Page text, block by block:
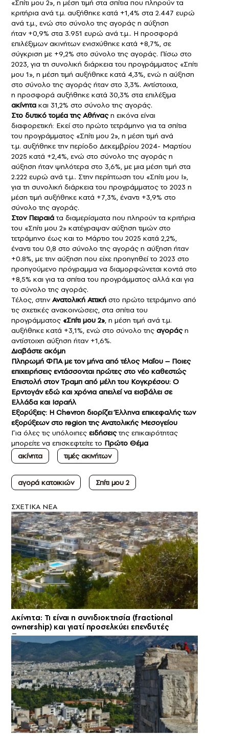
«Σπίτι μου 2», η μέση τιμή στα σπίτια που πληρούν τα
κριτήρια ανά τ.μ. αυξήθηκε κατά +1,4% στα 2.447 ευρώ
ανά τ.μ., ενώ στο σύνολο της αγοράς η αύξηση
ήταν +0,9% στα 3.951 ευρώ ανά τ.μ.. Η προσφορά
επιλέξιμων ακινήτων ενισχύθηκε κατά +8,7%, σε
σύγκριση με +9,2% στο σύνολο της αγοράς. Πίσω στο
2023, για τη συνολική διάρκεια του προγράμματος «Σπίτι
μου 1», η μέση τιμή αυξήθηκε κατά 4,3%, ενώ η αύξηση
στο σύνολο της αγοράς ήταν στο 3,3%. Αντίστοιχα,
η προσφορά αυξήθηκε κατά 30,3% στα επιλέξιμα
ακίνητα και 31,2% στο σύνολο της αγοράς.
Στο δυτικό τομέα της Αθήναςη εικόνα είναι
διαφορετική: Εκεί στο πρώτο τετράμηνο για τα σπίτια
του προγράμματος «Σπίτι μου 2», η μέση τιμή ανά
τ.μ. αυξήθηκε την περίοδο Δεκεμβρίου 2024- Μαρτίου
2025 κατά +2,4%, ενώ στο σύνολο της αγοράς η
αύξηση ήταν ψηλότερα στο 3,6%, με μια μέση τιμή στα
2.222 ευρώ ανά τ.μ.. Στην περίπτωση του «Σπίτι μου Ι»,
για τη συνολική διάρκεια του προγράμματος το 2023 η
μέση τιμή αυξήθηκε κατά +7,3%, έναντι +3,9% στο
σύνολο της αγοράς.
Στον Πειραιάτα διαμερίσματα που πληρούν τα κριτήρια
του «Σπίτι μου 2» κατέγραψαν αύξηση τιμών στο
τετράμηνο έως και το Μάρτιο του 2025 κατά 2,2%,
έναντι του 0,8 στο σύνολο της αγοράς η αύξηση ήταν
+0.8%, με την αύξηση που είχε προηγηθεί το 2023 στο
προηγούμενο πρόγραμμα να διαμορφώνεται κοντά στο
+8,5% και για τα σπίτια του προγράμματος αλλά και για
το σύνολο της αγοράς.
Τέλος, στηνΑνατολική Αττική στο πρώτο τετράμηνο από
τις σχετικές ανακοινώσεις, στα σπίτια του
προγράμματος «Σπίτι μου 2», η μέση τιμή ανά τ.μ.
αυξήθηκε κατά +3,1%, ενώ στο σύνολο της αγοράςη
αντίστοιχη αύξηση ήταν +1,6%.
Διαβάστε ακόμη
Πληρωμή ΦΠΑ με τον μήνα από τέλος Μαΐου – Ποιες
επιχειρήσεις εντάσσονται πρώτες στο νέο καθεστώς
Επιστολή στον Τραμπ από μέλη του Κογκρέσου: Ο
Ερντογάν εδώ και χρόνια απειλεί να εισβάλει σε
Ελλάδα και Ισραήλ
Εξορύξεις: Η Chevron διορίζει Έλληνα επικεφαλής των
εξορύξεων στο region της Ανατολικής Μεσογείου
Για όλες τις υπόλοιπες ειδήσειςτης επικαιρότητας
μπορείτε να επισκεφτείτε το Πρώτο Θέμα
ακίνητα
τιμές ακινήτων
αγορά κατοικιών Σπίτι μου 2
ΣXETIKA NEA
Ακίνητα: Τι είναι η συνιδιοκτησία (fractional
ownership) και γιατί προσελκύει επενδυτές